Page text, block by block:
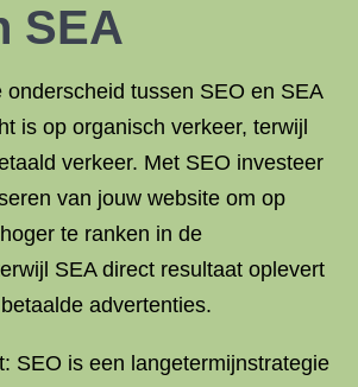
SEA
onderscheid tussen SEO en SEA
is op organisch verkeer, terwijl
verkeer. Met SEO investeer
van jouw website om op
te ranken in de
SEA direct resultaat oplevert
advertenties.
SEO is een langetermijnstrategie